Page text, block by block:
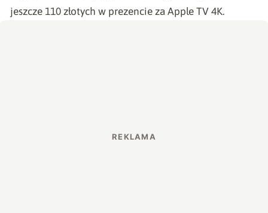
jeszcze 110 złotych w prezencie za Apple TV 4K.